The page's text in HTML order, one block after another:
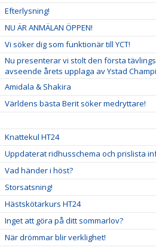
Efterlysning!
NU ÄR ANMÄLAN ÖPPEN!
Vi söker dig som funktionär till YCT!
Nu presenterar vi stolt den första
avseende årets upplaga av Ystad
Amidala & Shakira
Världens bästa Berit söker medryttare!
Knattekul HT24
Uppdaterat ridhusschema och prislista
Vad händer i höst?
Storsatsning!
Hästskötarkurs HT24
Inget att göra på ditt sommarlov?
När drömmar blir verklighet!